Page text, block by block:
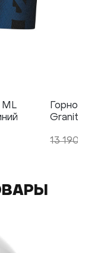
ML
13 190